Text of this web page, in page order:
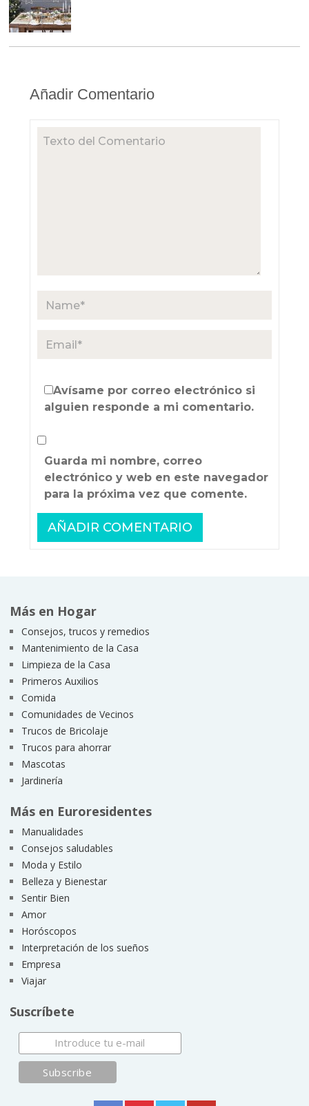
Añadir Comentario
Avísame por correo electrónico si
alguien responde a mi comentario.
Guarda mi nombre, correo
electrónico y web en este navegador
para la próxima vez que comente.
Más en Hogar
Consejos, trucos y remedios
Mantenimiento de la Casa
Limpieza de la Casa
Primeros Auxilios
Comida
Comunidades de Vecinos
Trucos de Bricolaje
Trucos para ahorrar
Mascotas
Jardinería
Más en Euroresidentes
Manualidades
Consejos saludables
Moda y Estilo
Belleza y Bienestar
Sentir Bien
Amor
Horóscopos
Interpretación de los sueños
Empresa
Viajar
Suscríbete